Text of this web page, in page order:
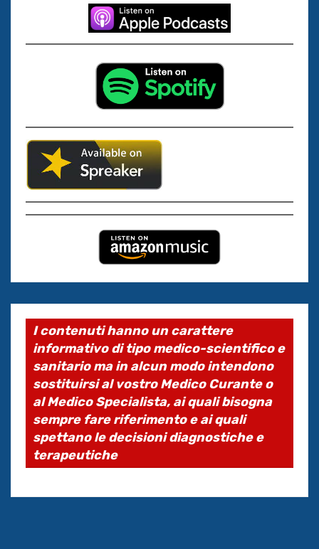
I contenuti hanno un carattere
informativo di tipo medico-scientifico e
sanitario ma in alcun modo intendono
sostituirsi al vostro Medico Curante o
al Medico Specialista, ai quali bisogna
sempre fare riferimento e ai quali
spettano le decisioni diagnostiche e
terapeutiche